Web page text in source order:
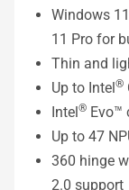
Windows
11 Pro for
Thin and
Up to Intel®
Intel® Evo™
Up to 47
360 hinge
2.0 support